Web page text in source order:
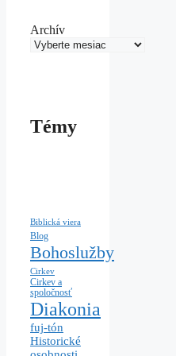
Archív
Témy
Biblická viera
Blog
Bohoslužby
Cirkev
Cirkev a
spoločnosť
Diakonia
fuj-tón
Historické